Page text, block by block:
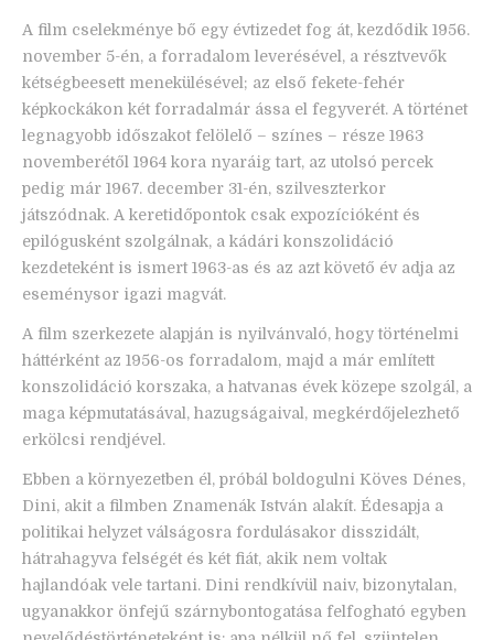
A film cselekménye bő egy évtizedet fog át, kezdődik 1956.
november 5-én, a forradalom leverésével, a résztvevők
kétségbeesett menekülésével; az első fekete-fehér
képkockákon két forradalmár ássa el fegyverét. A történet
legnagyobb időszakot felölelő – színes – része 1963
novemberétől 1964 kora nyaráig tart, az utolsó percek
pedig már 1967. december 31-én, szilveszterkor
játszódnak. A keretidőpontok csak expozícióként és
epilógusként szolgálnak, a kádári konszolidáció
kezdeteként is ismert 1963-as és az azt követő év adja az
eseménysor igazi magvát.
A film szerkezete alapján is nyilvánvaló, hogy történelmi
háttérként az 1956-os forradalom, majd a már említett
konszolidáció korszaka, a hatvanas évek közepe szolgál, a
maga képmutatásával, hazugságaival, megkérdőjelezhető
erkölcsi rendjével.
Ebben a környezetben él, próbál boldogulni Köves Dénes,
Dini, akit a filmben Znamenák István alakít. Édesapja a
politikai helyzet válságosra fordulásakor disszidált,
hátrahagyva felségét és két fiát, akik nem voltak
hajlandóak vele tartani. Dini rendkívül naiv, bizonytalan,
ugyanakkor önfejű szárnybontogatása felfogható egyben